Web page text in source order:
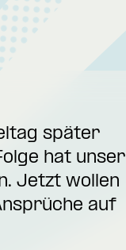
später
hat unser
Jetzt wollen
auf